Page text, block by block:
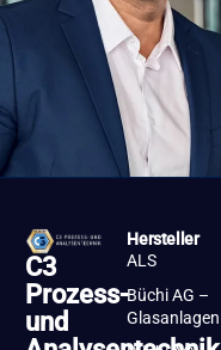
C3
Prozess-
und
Hersteller
ALS
Büchi AG –
Glasanlagen